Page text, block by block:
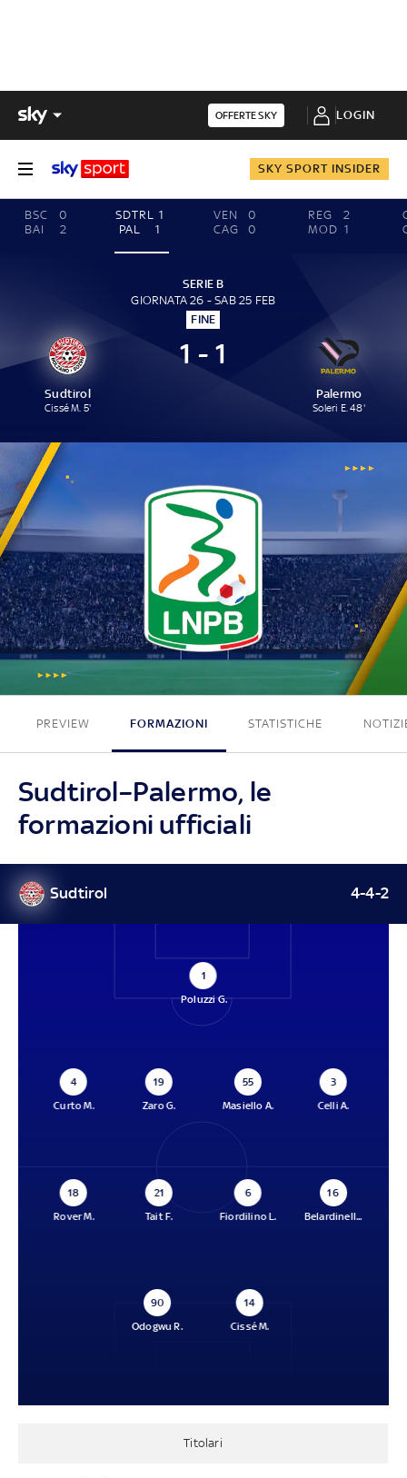
OFFERTE SKY LOGIN
SKY SPORT INSIDER
BSC
0
BAI
2
SDTRL
1
PAL
1
VEN
0
CAG
0
REG
2
MOD 1
SERIE B
GIORNATA 26 - SAB 25 FEB
FINE
Sudtirol
Cissé M. 5'
1 - 1
Palermo
Soleri E. 48'
1 - 1
PREVIEW FORMAZIONI STATISTICHE
Sudtirol–Palermo, le
formazioni ufficiali
Sudtirol 4-4-2
1
Poluzzi G.
4
Curto M.
19
Zaro G.
55
Masiello A.
3
Celli A.
18
Rover M.
21
Tait F.
6
Fiordilino L.
16
Belardinell...
90
Odogwu R.
14
Cissé M.
Titolari